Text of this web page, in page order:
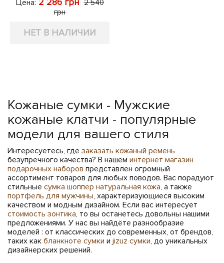
Цена:
2 540
грн
НЕТ В НАЛИЧИИ
Кожаные сумки - Мужские
кожаные клатчи - популярные
модели для вашего стиля
Интересуетесь, где заказать кожаный ремень
безупречного качества? В нашем интернет магазин
подарочных наборов представлен огромный
ассортимент товаров для любых поводов. Вас порадуют
стильные сумка шоппер натуральная кожа, а также
портфель для мужчины, характеризующиеся высоким
качеством и модным дизайном. Если вас интересует
стоимость зонтика, то вы останетесь довольны нашими
предложениями. У нас вы найдёте разнообразие
моделей : от классических до современных, от брендов,
таких как бланкноте сумки и jizuz сумки, до уникальных
дизайнерских решений.